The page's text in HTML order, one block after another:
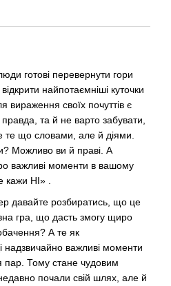
готові перевернути гори
найпотаємніші куточки
вираження своїх почуттів є
та й не варто забувати,
те що словами, але й діями.
Можливо ви й праві. А
важливі моменти в вашому
кажи НІ» .
давайте розбиратись, що це
гра, що дасть змогу щиро
А те як
важливі моменти
пар. Тому стане чудовим
почали свій шлях, але й